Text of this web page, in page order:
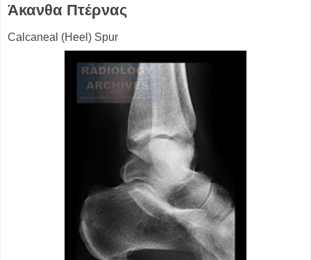
Άκανθα Πτέρνας
Calcaneal (Heel) Spur